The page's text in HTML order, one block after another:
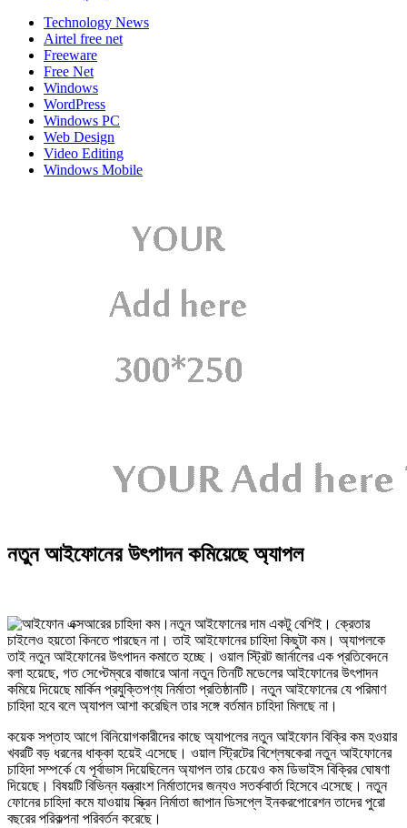
Technology News
Airtel free net
Freeware
Free Net
Windows
WordPress
Windows PC
Web Design
Video Editing
Windows Mobile
নতুন আইফোনের উৎপাদন কমিয়েছে অ্যাপল
নতুন আইফোনের দাম একটু বেশিই। ক্রেতার
চাইলেও হয়তো কিনতে পারছেন না। তাই আইফোনের চাহিদা কিছুটা কম। অ্যাপলকে
তাই নতুন আইফোনের উৎপাদন কমাতে হচ্ছে। ওয়াল স্ট্রিট জার্নালের এক প্রতিবেদনে
বলা হয়েছে, গত সেপ্টেম্বরে বাজারে আনা নতুন তিনটি মডেলের আইফোনের উৎপাদন
কমিয়ে দিয়েছে মার্কিন প্রযুক্তিপণ্য নির্মাতা প্রতিষ্ঠানটি। নতুন আইফোনের যে পরিমাণ
চাহিদা হবে বলে অ্যাপল আশা করেছিল তার সঙ্গে বর্তমান চাহিদা মিলছে না।
কয়েক সপ্তাহ আগে বিনিয়োগকারীদের কাছে অ্যাপলের নতুন আইফোন বিক্রি কম হওয়ার
খবরটি বড় ধরনের ধাক্কা হয়েই এসেছে। ওয়াল স্ট্রিটের বিশ্লেষকেরা নতুন আইফোনের
চাহিদা সম্পর্কে যে পূর্বাভাস দিয়েছিলেন অ্যাপল তার চেয়েও কম ডিভাইস বিক্রির ঘোষণা
দিয়েছে। বিষয়টি বিভিন্ন যন্ত্রাংশ নির্মাতাদের জন্যও সতর্কবার্তা হিসেবে এসেছে। নতুন
ফোনের চাহিদা কমে যাওয়ায় স্ক্রিন নির্মাতা জাপান ডিসপ্লে ইনকরপোরেশন তাদের পুরো
বছরের পরিকল্পনা পরিবর্তন করেছে।